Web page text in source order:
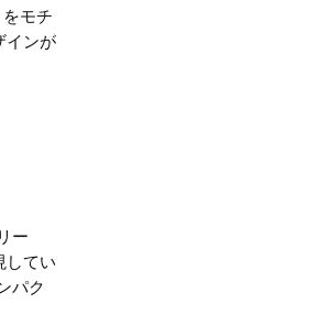
モチ
インが
ー
してい
パク